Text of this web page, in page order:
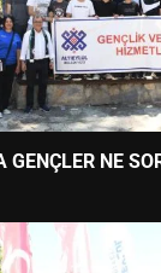
GENÇLER NE